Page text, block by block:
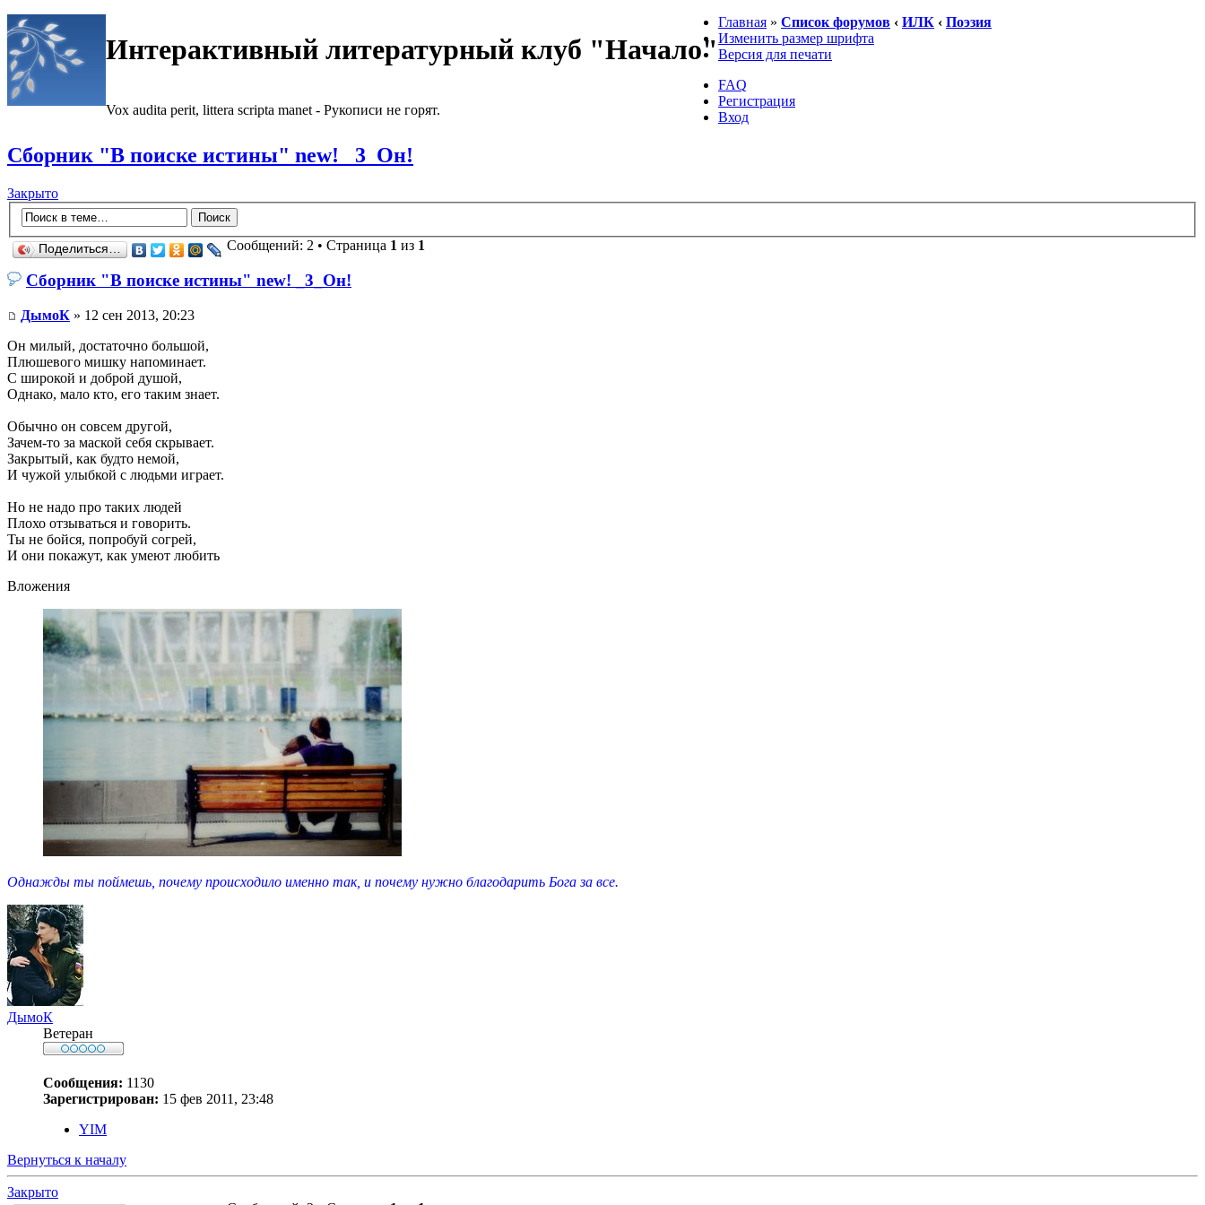
Интерактивный литературный клуб "Начало"
Vox audita perit, littera scripta manet - Рукописи не горят.
Главная » Список форумов ‹ ИЛК ‹ Поэзия
Изменить размер шрифта
Версия для печати
FAQ
Регистрация
Вход
Сборник "В поиске истины" new! _3_Он!
Закрыто
Поделиться… Сообщений: 2 • Страница 1 из 1
Сборник "В поиске истины" new! _3_Он!
ДымоК » 12 сен 2013, 20:23
Он милый, достаточно большой,
Плюшевого мишку напоминает.
С широкой и доброй душой,
Однако, мало кто, его таким знает.
Обычно он совсем другой,
Зачем-то за маской себя скрывает.
Закрытый, как будто немой,
И чужой улыбкой с людьми играет.
Но не надо про таких людей
Плохо отзываться и говорить.
Ты не бойся, попробуй согрей,
И они покажут, как умеют любить
Вложения
Однажды ты поймешь, почему происходило именно так, и почему нужно благодарить Бога за все.
ДымоК
Ветеран
Сообщения: 1130
Зарегистрирован: 15 фев 2011, 23:48
YIM
Вернуться к началу
Закрыто